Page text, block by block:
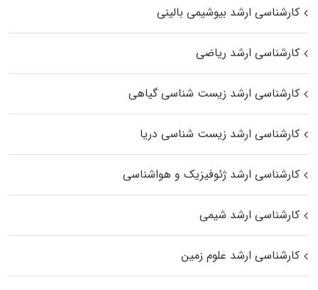
کارشناسی ارشد بیوشیمی بالینی
کارشناسی ارشد ریاضی
کارشناسی ارشد زیست‌ شناسی گیاهی
کارشناسی ارشد زیست‌ شناسی دریا
کارشناسی ارشد ژئوفیزیک و هواشناسی
کارشناسی ارشد شیمی
کارشناسی ارشد علوم زمین